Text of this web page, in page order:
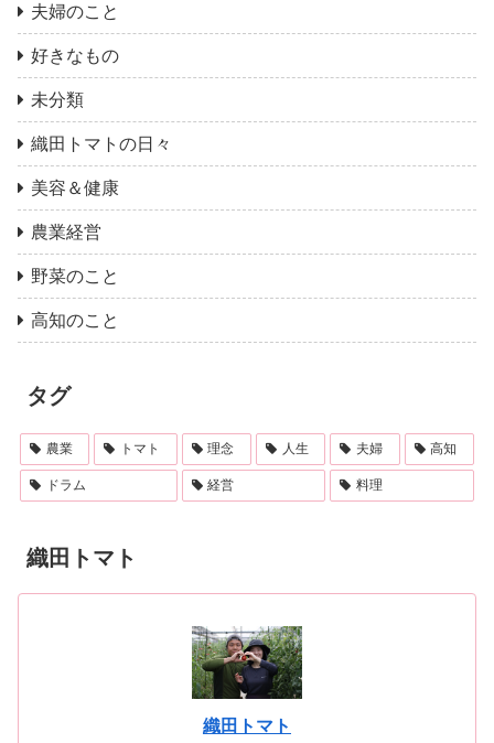
夫婦のこと
好きなもの
未分類
織田トマトの日々
美容＆健康
農業経営
野菜のこと
高知のこと
タグ
農業 トマト 理念 人生 夫婦 高知
ドラム 経営 料理
織田トマト
織田トマト